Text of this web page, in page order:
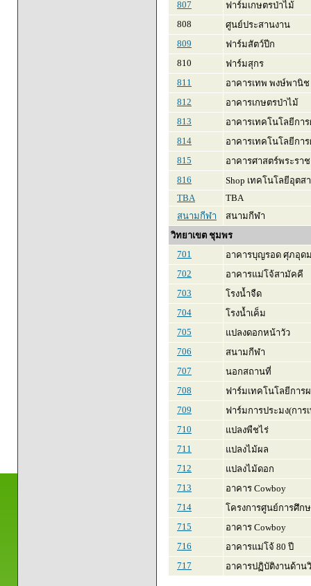
807
ฟาร์มเกษตรป่าไม้
808
ศูนย์ประสานงาน
809
ฟาร์มสัตว์ปีก
810
ฟาร์มสุกร
811
อาคารเทพ พงษ์พานิช
812
อาคารเกษตรป่าไม้
813
อาคารเทคโนโลยีกา
814
อาคารเทคโนโลยีกา
815
อาคารศาสตร์พระรา
816
Shop เทคโนโลยีอุตส
TBA
TBA
สนามกีฬา
สนามกีฬา
วิทยาเขต ชุมพร
701
อาคารบุญรอด ศุภอุด
702
อาคารแม่โจ้สามัคคี
703
โรงน้ำจืด
704
โรงน้ำเค็ม
705
แปลงดอกหน้าวัว
706
สนามกีฬา
707
นอกสถานที่
708
ฟาร์มเทคโนโลยีการ
709
ฟาร์มการประมง(การ
710
แปลงพืชไร่
711
แปลงไม้ผล
712
แปลงไม้ดอก
713
อาคาร Cowboy
714
โครงการศูนย์การศึก
715
อาคาร Cowboy
716
อาคารแม่โจ้ 80 ปี
717
อาคารปฏิบัติงานด้าน